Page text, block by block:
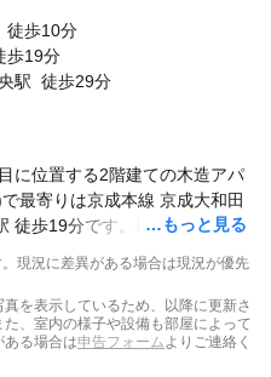
徒歩10分
歩19分
駅 徒歩29分
…もっと見る
に位置する2階建ての木造アパ
最寄りは京成本線 京成大和田
徒歩19分です。現在スマイティ
現況に差異がある場合は現況が優先
を表示しているため、以降に更新さ
、室内の様子や設備も部屋によって
る場合は申告フォーム よりご連絡く